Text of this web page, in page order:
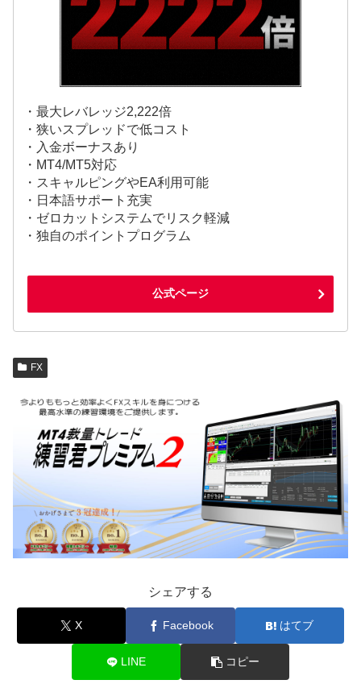
・最大レバレッジ2,222倍
・狭いスプレッドで低コスト
・入金ボーナスあり
・MT4/MT5対応
・スキャルピングやEA利用可能
・日本語サポート充実
・ゼロカットシステムでリスク軽減
・独自のポイントプログラム
公式ページ
FX
シェアする
X Facebook はてブ
LINE コピー